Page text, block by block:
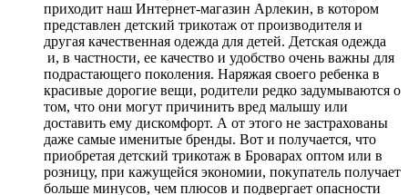
приходит наш Интернет-магазин Арлекин, в котором
представлен детский трикотаж от производителя и
другая качественная одежда для детей. Детская одежда
и, в частности, ее качество и удобство очень важны для
подрастающего поколения. Наряжая своего ребенка в
красивые дорогие вещи, родители редко задумываются о
том, что они могут причинить вред малышу или
доставить ему дискомфорт. А от этого не застрахованы
даже самые именитые бренды. Вот и получается, что
приобретая детский трикотаж в Броварах оптом или в
розницу, при кажущейся экономии, покупатель получает
больше минусов, чем плюсов и подвергает опасности